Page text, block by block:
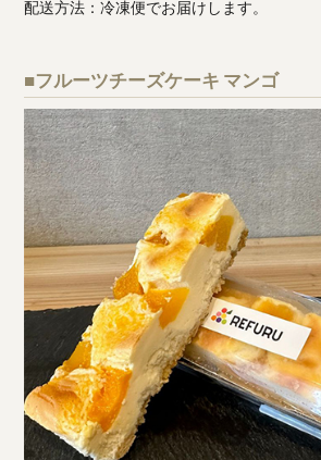
配送方法：冷凍便でお届けします。
■フルーツチーズケーキ マンゴ